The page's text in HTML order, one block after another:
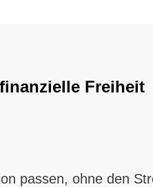
Freiheit
passen, ohne den